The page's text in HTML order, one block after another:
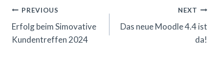
Beitrags-
Navigation
PREVIOUS
Erfolg beim Simovative
Kundentreffen 2024
NEXT
Das neue Moodle 4.4 ist
da!